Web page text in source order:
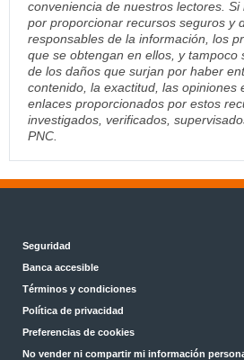
conveniencia de nuestros lectores. Si
por proporcionar recursos seguros y
responsables de la información, los
que se obtengan en ellos, y tampoco
de los daños que surjan por haber
contenido, la exactitud, las opiniones
enlaces proporcionados por estos
investigados, verificados,
PNC.
Seguridad
Banca accesible
Términos y condiciones
Política de privacidad
Preferencias de cookies
No vender ni compartir mi información